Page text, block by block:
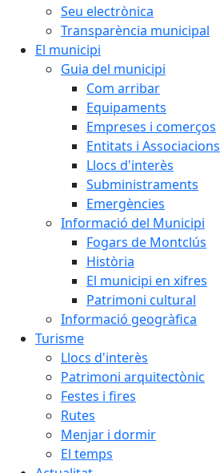
Seu electrònica
Transparència municipal
El municipi
Guia del municipi
Com arribar
Equipaments
Empreses i comerços
Entitats i Associacions
Llocs d'interès
Subministraments
Emergències
Informació del Municipi
Fogars de Montclús
Història
El municipi en xifres
Patrimoni cultural
Informació geogràfica
Turisme
Llocs d'interès
Patrimoni arquitectònic
Festes i fires
Rutes
Menjar i dormir
El temps